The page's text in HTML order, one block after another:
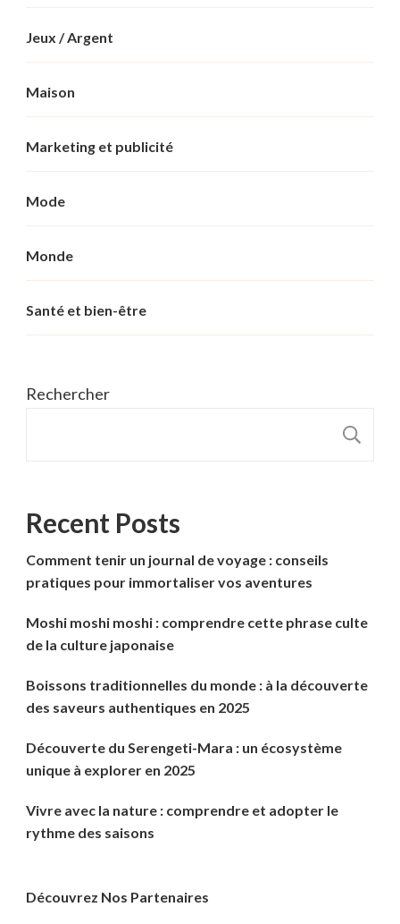
Jeux / Argent
Maison
Marketing et publicité
Mode
Monde
Santé et bien-être
Rechercher
Recent Posts
Comment tenir un journal de voyage : conseils
pratiques pour immortaliser vos aventures
Moshi moshi moshi : comprendre cette phrase culte
de la culture japonaise
Boissons traditionnelles du monde : à la découverte
des saveurs authentiques en 2025
Découverte du Serengeti-Mara : un écosystème
unique à explorer en 2025
Vivre avec la nature : comprendre et adopter le
rythme des saisons
Découvrez Nos Partenaires